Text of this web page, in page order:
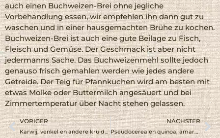
auch einen Buchweizen-Brei ohne jegliche
Vorbehandlung essen, wir empfehlen ihn dann gut zu
waschen und in einer hausgemachten Brühe zu kochen.
Buchweizen-Brei ist auch eine gute Beilage zu Fisch,
Fleisch und Gemüse. Der Geschmack ist aber nicht
jedermanns Sache. Das Buchweizenmehl sollte jedoch
genauso frisch gemahlen werden wie jedes andere
Getreide. Der Teig für Pfannkuchen wird am besten mit
etwas Molke oder Buttermilch angesäuert und bei
Zimmertemperatur über Nacht stehen gelassen.
VORIGER
Karwij, venkel en andere kruiden in brood
NÄCHSTER
Pseudocerealen quinoa, amarant en boekweit